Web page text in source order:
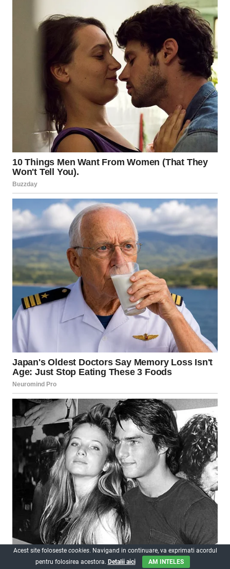
Acest site foloseste cookies. Navigand in continuare, va exprimati acordul
pentru folosirea acestora. Detalii aici AM INTELES